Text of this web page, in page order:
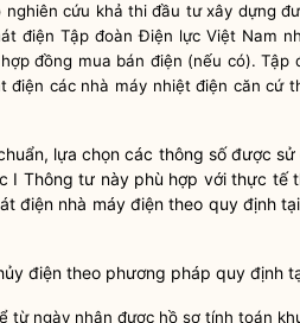
cứu khả thi đầu tư xây dựng
điện Tập đoàn Điện lực Việt Nam
hợp đồng mua bán điện (nếu có). Tập
điện các nhà máy nhiệt điện căn cứ
, lựa chọn các thông số được
I Thông tư này phù hợp với thực tế
điện nhà máy điện theo quy định
điện theo phương pháp quy định
từ ngày nhận được hồ sơ tính toán